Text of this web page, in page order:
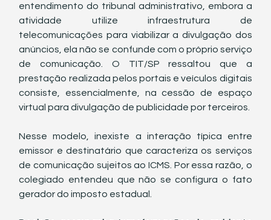
entendimento do tribunal administrativo, embora a
atividade utilize infraestrutura de
telecomunicações para viabilizar a divulgação dos
anúncios, ela não se confunde com o próprio serviço
de comunicação. O TIT/SP ressaltou que a
prestação realizada pelos portais e veículos digitais
consiste, essencialmente, na cessão de espaço
virtual para divulgação de publicidade por terceiros.
Nesse modelo, inexiste a interação típica entre
emissor e destinatário que caracteriza os serviços
de comunicação sujeitos ao ICMS. Por essa razão, o
colegiado entendeu que não se configura o fato
gerador do imposto estadual.